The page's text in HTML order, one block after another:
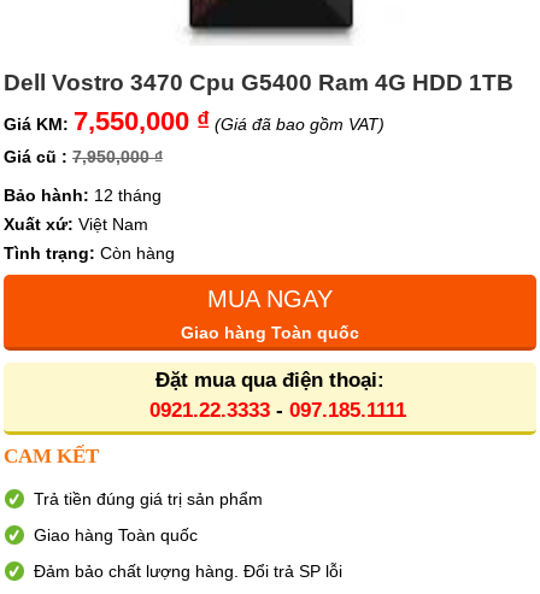
Dell Vostro 3470 Cpu G5400 Ram 4G HDD 1TB
Giá KM: 7,550,000 ₫ (Giá đã bao gồm VAT)
Giá cũ : 7,950,000 ₫
Bảo hành: 12 tháng
Xuất xứ: Việt Nam
Tình trạng: Còn hàng
MUA NGAY
Giao hàng Toàn quốc
Đặt mua qua điện thoại:
0921.22.3333 - 097.185.1111
CAM KẾT
Trả tiền đúng giá trị sản phẩm
Giao hàng Toàn quốc
Đảm bảo chất lượng hàng. Đổi trả SP lỗi